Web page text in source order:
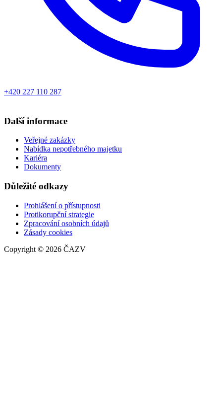
+420 227 110 287
Další informace
Veřejné zakázky
Nabídka nepotřebného majetku
Kariéra
Dokumenty
Důležité odkazy
Prohlášení o přístupnosti
Protikorupční strategie
Zpracování osobních údajů
Zásady cookies
Copyright © 2026 ČAZV